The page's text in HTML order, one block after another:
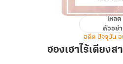
ฮองเฮา
เดียง
โหลด
ตัวอย่
อดีต ปัจจุบัน อ
ฮองเฮาไร้เดียงส